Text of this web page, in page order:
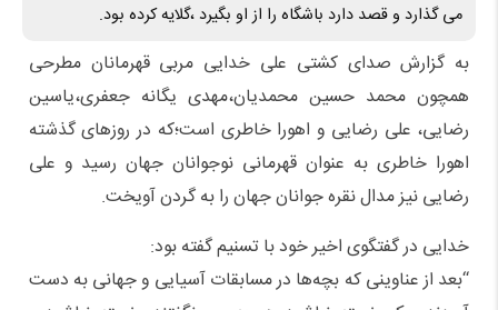
می گذارد و قصد دارد باشگاه را از او بگیرد ،گلایه کرده بود.
به گزارش صدای کشتی علی خدایی مربی قهرمانان مطرحی
همچون محمد حسین محمدیان،مهدی یگانه جعفری،یاسین
رضایی، علی رضایی و اهورا خاطری است؛که در روزهای گذشته
اهورا خاطری به عنوان قهرمانی نوجوانان جهان رسید و علی
رضایی نیز مدال نقره جوانان جهان را به گردن آویخت.
خدایی در گفتگوی اخیر خود با تسنیم گفته بود:
“بعد از عناوینی که بچه‌ها در مسابقات آسیایی و جهانی به دست